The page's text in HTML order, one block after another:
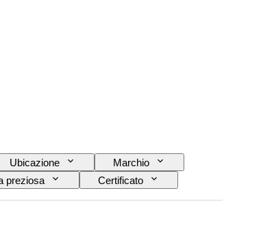
Ubicazione
Marchio
preziosa
Certificato
Lucentezza della perla